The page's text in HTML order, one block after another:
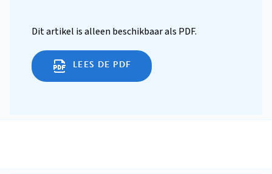
Dit artikel is alleen beschikbaar als PDF.
LEES DE PDF